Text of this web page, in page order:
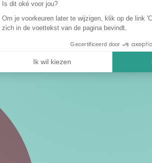
Is dit oké voor jou?
Om je voorkeuren later te wijzigen, klik op de link
zich in de voettekst van de pagina bevindt.
Gecertificeerd door
Ik wil kiezen